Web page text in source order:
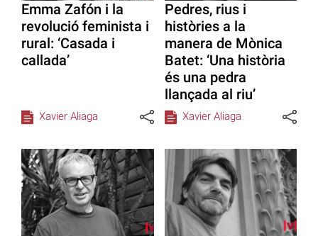
Emma Zafón i la
revolució feminista i
rural: ‘Casada i
callada’
Xavier Aliaga
Pedres, rius i
històries a la
manera de Mònica
Batet: ‘Una història
és una pedra
llançada al riu’
Xavier Aliaga